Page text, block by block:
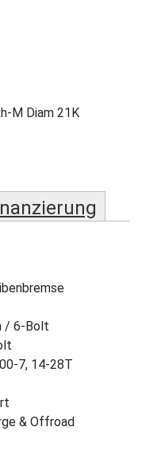
M Diam 21K
/ 6-Bolt
7, 14-28T
& Offroad